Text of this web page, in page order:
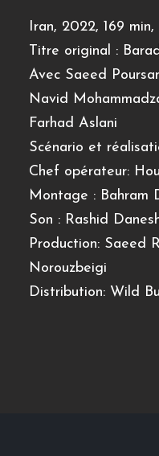
Iran, 2022, 169
Titre original :
Avec Saeed
Navid
Farhad Aslani
Scénario et
Chef opérateur:
Montage : Bahram
Son : Rashid
Production: Saeed
Norouzbeigi
Distribution: Wild